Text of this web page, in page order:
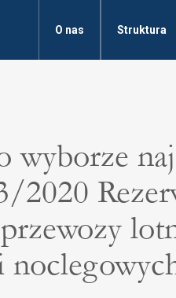
O nas Struktura
wyborze